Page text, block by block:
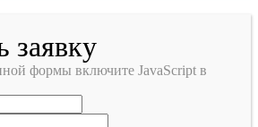
заявку
формы включите JavaScript в